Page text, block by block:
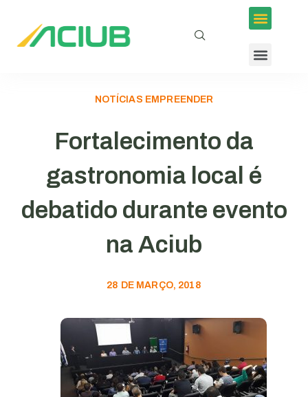
NOTÍCIAS EMPREENDER
Fortalecimento da
gastronomia local é
debatido durante evento
na Aciub
28 DE MARÇO, 2018